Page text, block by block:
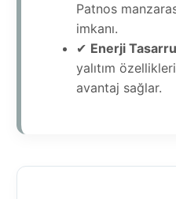
Patnos
imkanı.
✔ Enerji
yalıtım
avantaj sağlar.